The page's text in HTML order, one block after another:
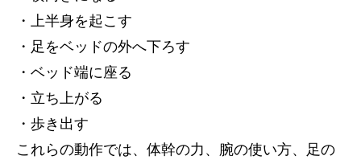
・上半身を起こす
・足をベッドの外へ下ろす
・ベッド端に座る
・立ち上がる
・歩き出す
これらの動作では、体幹の力、腕の使い方、足の